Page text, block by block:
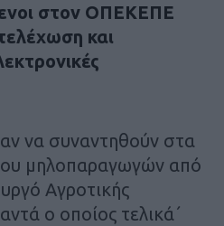
στον ΟΠΕΚΕΠΕ
και
να συναντηθούν στα
μηλοπαραγωγών από
Αγροτικής
ο οποίος τελικά΄